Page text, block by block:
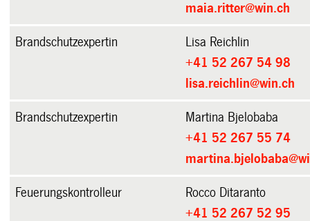
maia.ritter@win.ch
Brandschutzexpertin
Lisa Reichlin
+41 52 267 54 98
lisa.reichlin@win.ch
Brandschutzexpertin
Martina Bjelobaba
+41 52 267 55 74
Feuerungskontrolleur
Rocco Ditaranto
+41 52 267 52 95